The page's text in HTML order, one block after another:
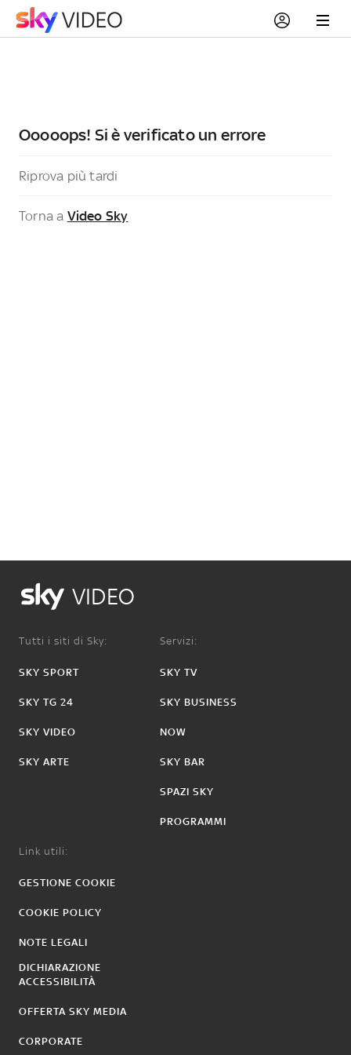
Ooooops! Si è verificato un errore
Riprova più tardi
Torna a Video Sky
VIDEO
Tutti i siti di Sky:
SKY SPORT
SKY TG 24
SKY VIDEO
SKY ARTE
Servizi:
SKY TV
SKY BUSINESS
NOW
SKY BAR
SPAZI SKY
PROGRAMMI
Link utili:
GESTIONE COOKIE
COOKIE POLICY
NOTE LEGALI
DICHIARAZIONE
ACCESSIBILITÀ
OFFERTA SKY MEDIA
CORPORATE